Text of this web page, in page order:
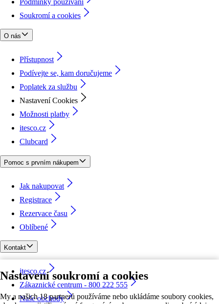
Nastavení soukromí a cookies
My a našich 18 partnerů používáme nebo ukládáme soubory cookies,
Soukromí a cookies
O nás
Přístupnost
Podívejte se, kam doručujeme
Poplatek za službu
Nastavení Cookies
Možnosti platby
itesco.cz
Clubcard
Pomoc s prvním nákupem
Jak nakupovat
Registrace
Rezervace času
Oblíbené
Kontakt
itesco.cz
Zákaznické centrum - 800 222 555
Naše obchody